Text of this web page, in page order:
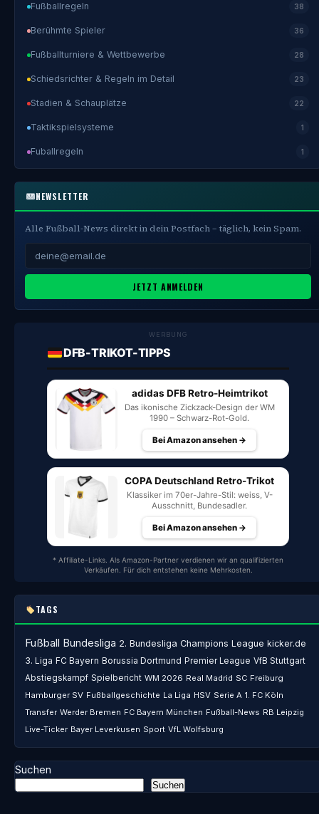
Fußballregeln 38
Berühmte Spieler 36
Fußballturniere & Wettbewerbe 28
Schiedsrichter & Regeln im Detail 23
Stadien & Schauplätze 22
Taktikspielsysteme 1
Fuballregeln 1
NEWSLETTER
Alle Fußball-News direkt in dein Postfach – täglich, kein Spam.
JETZT ANMELDEN
WERBUNG
DFB-TRIKOT-TIPPS
adidas DFB Retro-Heimtrikot
Das ikonische Zickzack-Design der WM
1990 – Schwarz-Rot-Gold.
Bei Amazon ansehen →
COPA Deutschland Retro-Trikot
Klassiker im 70er-Jahre-Stil: weiss, V-
Ausschnitt, Bundesadler.
Bei Amazon ansehen →
* Affiliate-Links. Als Amazon-Partner verdienen wir an qualifizierten
Verkäufen. Für dich entstehen keine Mehrkosten.
TAGS
Fußball Bundesliga 2. Bundesliga Champions League kicker.de
3. Liga FC Bayern Borussia Dortmund Premier League VfB Stuttgart
Abstiegskampf Spielbericht WM 2026 Real Madrid SC Freiburg
Hamburger SV Fußballgeschichte La Liga HSV Serie A 1. FC Köln
Transfer Werder Bremen FC Bayern München Fußball-News RB Leipzig
Live-Ticker Bayer Leverkusen Sport VfL Wolfsburg
Suchen
Suchen